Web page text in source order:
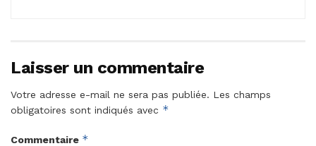
Laisser un commentaire
Votre adresse e-mail ne sera pas publiée. Les champs
obligatoires sont indiqués avec *
Commentaire *